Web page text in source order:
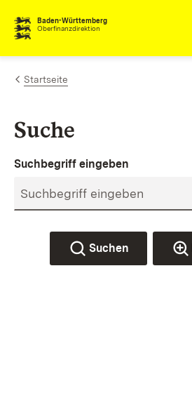
Zum Inhalt springen
Baden-Württemberg
Oberfinanzdirektion
Startseite
Suche
Suchbegriff eingeben
Suchen